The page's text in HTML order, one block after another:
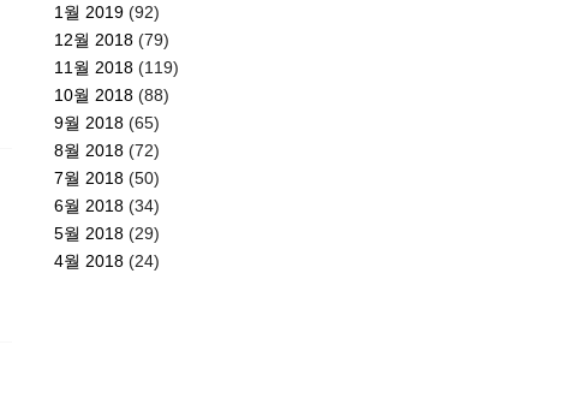
1월 2019 (92)
12월 2018 (79)
11월 2018 (119)
10월 2018 (88)
9월 2018 (65)
8월 2018 (72)
7월 2018 (50)
6월 2018 (34)
5월 2018 (29)
4월 2018 (24)